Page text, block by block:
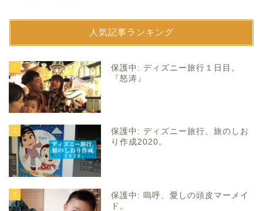
人気記事ランキング
1
保護中: ディズニー旅行１日目。
『怒涛』
2
保護中: ディズニー旅行、旅のしお
り作成2020。
3
保護中: 嗚呼、愛しの頭皮マーメイ
ド。